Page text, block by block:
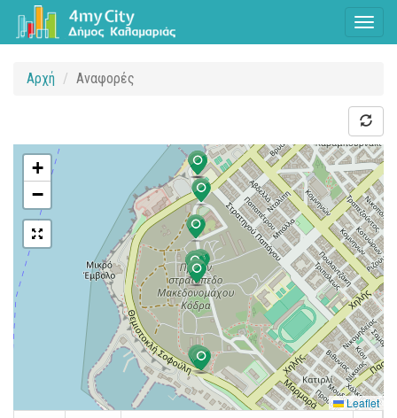
Αρχή Αναφορές
+
−
Leaflet